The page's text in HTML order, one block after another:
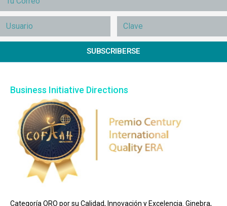
SUBSCRIBERSE
Business Initiative Directions
Categoría ORO por su Calidad, Innovación y Excelencia. Ginebra,